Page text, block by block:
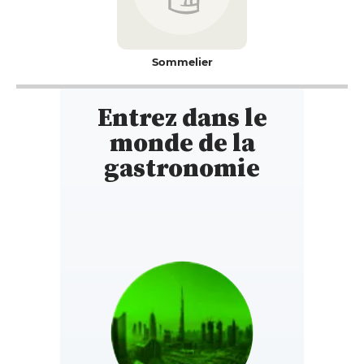
Sommelier
Entrez dans le
monde de la
gastronomie